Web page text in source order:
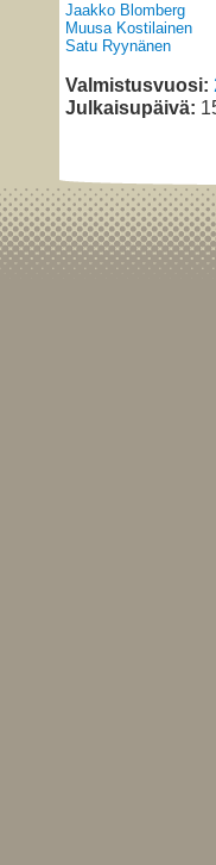
Jaakko Blomberg
Muusa Kostilainen
Satu Ryynänen
Valmistusvuosi:
Julkaisupäivä: